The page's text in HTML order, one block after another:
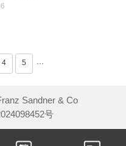
4 5 ···
Sandner & Co
号